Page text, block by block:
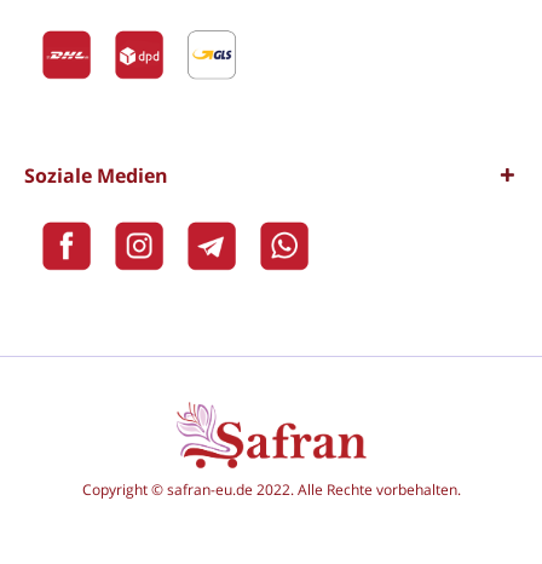
Soziale Medien
Copyright © safran-eu.de 2022. Alle Rechte vorbehalten.